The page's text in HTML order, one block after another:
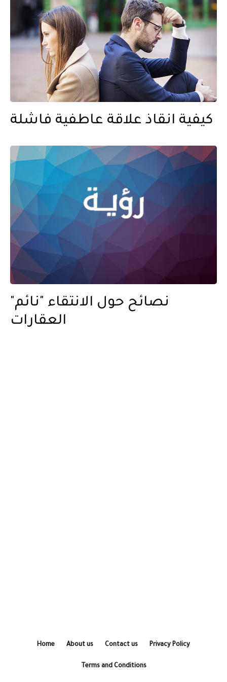
كيفية انقاذ علاقة عاطفية فاشلة
نصائح حول الانتقاء "نائم"
العقارات
Home About us Contact us Privacy Policy
Terms and Conditions